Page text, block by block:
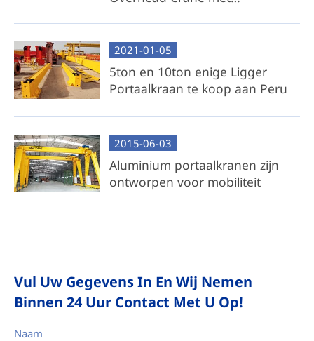
2021-01-05
5ton en 10ton enige Ligger
Portaalkraan te koop aan Peru
2015-06-03
Aluminium portaalkranen zijn
ontworpen voor mobiliteit
Vul Uw Gegevens In En Wij Nemen
Binnen 24 Uur Contact Met U Op!
Naam